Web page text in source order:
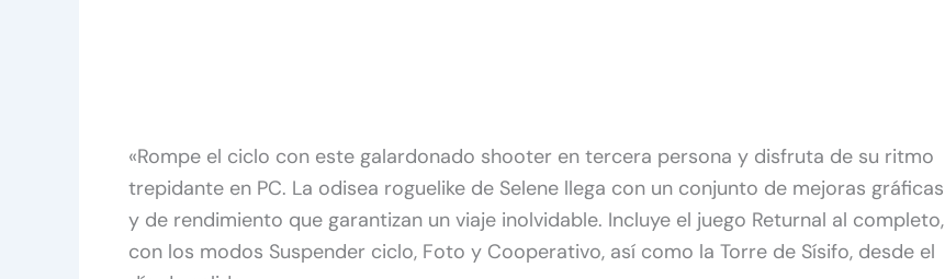
«Rompe el ciclo con este galardonado shooter en tercera persona y disfruta de su ritmo
trepidante en PC. La odisea roguelike de Selene llega con un conjunto de mejoras gráficas
y de rendimiento que garantizan un viaje inolvidable. Incluye el juego Returnal al completo,
con los modos Suspender ciclo, Foto y Cooperativo, así como la Torre de Sísifo, desde el